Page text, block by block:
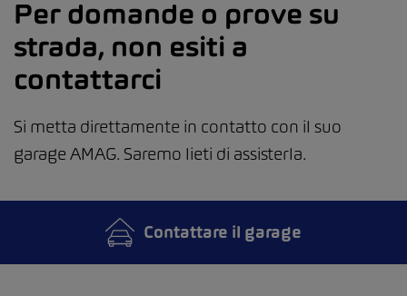
Per domande o prove su
strada, non esiti a
contattarci
Si metta direttamente in contatto con il suo
garage AMAG. Saremo lieti di assisterla.
Contattare il garage